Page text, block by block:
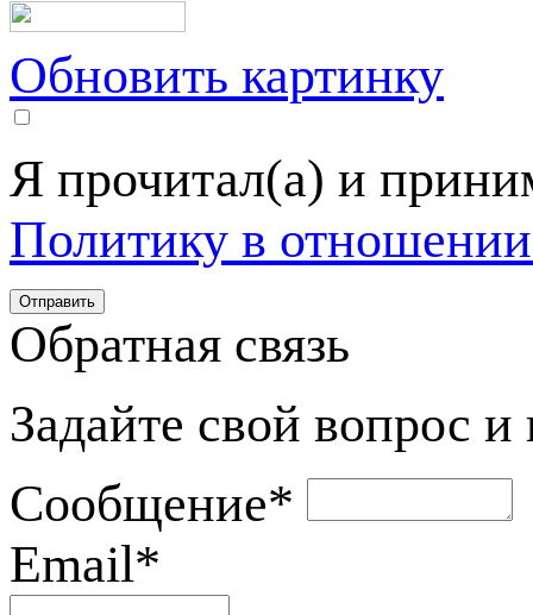
Обновить картинку
Я прочитал(а) и
Политику в
Обратная связь
Задайте свой вопрос
Сообщение*
Email*